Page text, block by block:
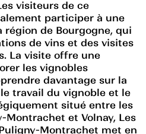
visiteurs de ce
participer à une
région de Bourgogne, qui
de vins et des visites
La visite offre une
les vignobles
davantage sur la
travail du vignoble et le
situé entre les
et Volnay, Les
Montrachet met en